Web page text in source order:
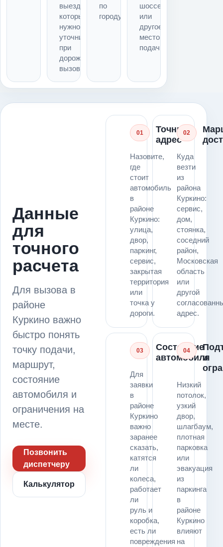
выездов,
который
нужно
уточнить
при
дорожном
вызове
по
городу
шоссе
или
другое
место
подачи
Данные
для
точного
расчета
Для вызова в
районе
Куркино важно
быстро понять
точку подачи,
маршрут,
состояние
автомобиля и
ограничения на
месте.
Позвонить
диспетчеру
Калькулятор
01
Точный
адрес
Назовите,
где
стоит
автомобиль
в
районе
Куркино:
улица,
двор,
паркинг,
сервис,
закрытая
территория
или
точка у
дороги.
02
Куда
везти
из
района
Куркино:
сервис,
дом,
стоянка,
соседний
район,
Московская
область
или
другой
адрес.
03
Состояние
автомобиля
Для
заявки
в
районе
Куркино
важно
заранее
сказать,
катятся
ли
колеса,
работает
ли
руль и
коробка,
есть ли
повреждения
04
и
Низкий
потолок,
узкий
двор,
шлагбаум,
плотная
парковка
или
эвакуация
из
паркинга
в
районе
Куркино
влияют
на